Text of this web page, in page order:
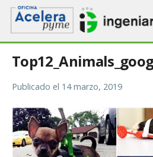
Publicado el 14 marzo, 2019